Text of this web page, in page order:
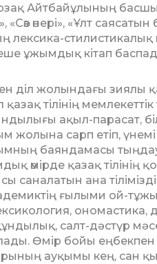
Айтбайұлының
«Сөз өнері», «Ұлт
стилистикалық
ұжым­дық кітап
діл жолындағы зия­лы
тілінің мемлекеттік
ақыл-парасат,
сарп етіп, үнемі
баяндамасы
өмірде қазақ
саналатын ана
ғылыми ой-
ономастика,
салт-дәстүр
Өмір бойы
ауқымы кең, сан